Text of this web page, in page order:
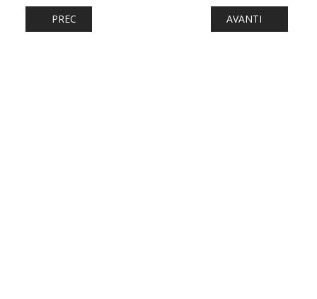
ARTICOLO PRECEDENTE: TRAM: INAUGURATI I CANTIERI
PREC ARTICOLO
AVANTI